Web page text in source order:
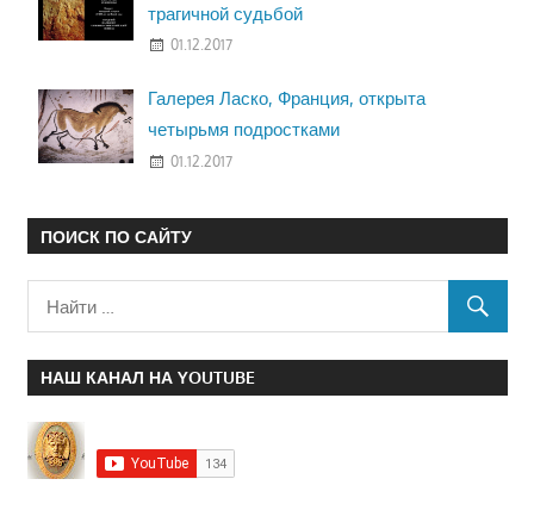
трагичной судьбой
01.12.2017
Галерея Ласко, Франция, открыта
четырьмя подростками
01.12.2017
ПОИСК ПО САЙТУ
НАШ КАНАЛ НА YOUTUBE